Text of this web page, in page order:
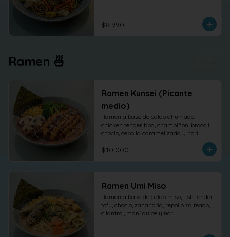
$8.990
Ramen 🍜
Ramen Kunsei (Picante
medio)
Ramen a base de caldo ahumado,
chicken tender bbq, champiñon, brocoli,
choclo, cebolla caramelizada y nori.
$10.000
Ramen Umi Miso
Ramen a base de caldo miso, fish tender,
tofu, choclo, zanahoria, repollo salteado,
cilantro , maní dulce y nori.